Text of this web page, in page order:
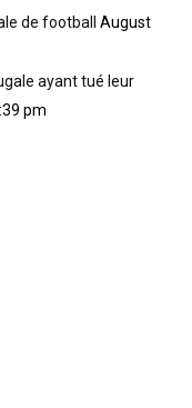
de football August
ayant tué leur
pm